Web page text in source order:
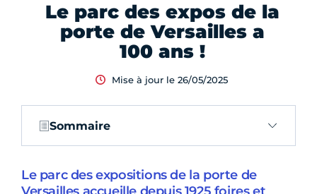
Le parc des expos de la
porte de Versailles a
100 ans !
Mise à jour le 26/05/2025
Sommaire
Le parc des expositions de la porte de